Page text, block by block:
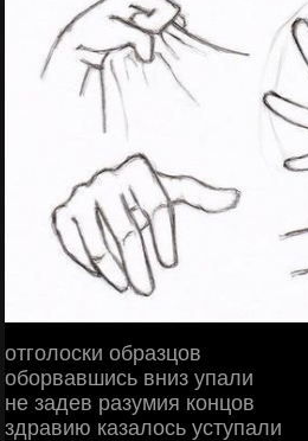
отголоски образцов
оборвавшись вниз упали
не задев разумия концов
здравию казалось уступали